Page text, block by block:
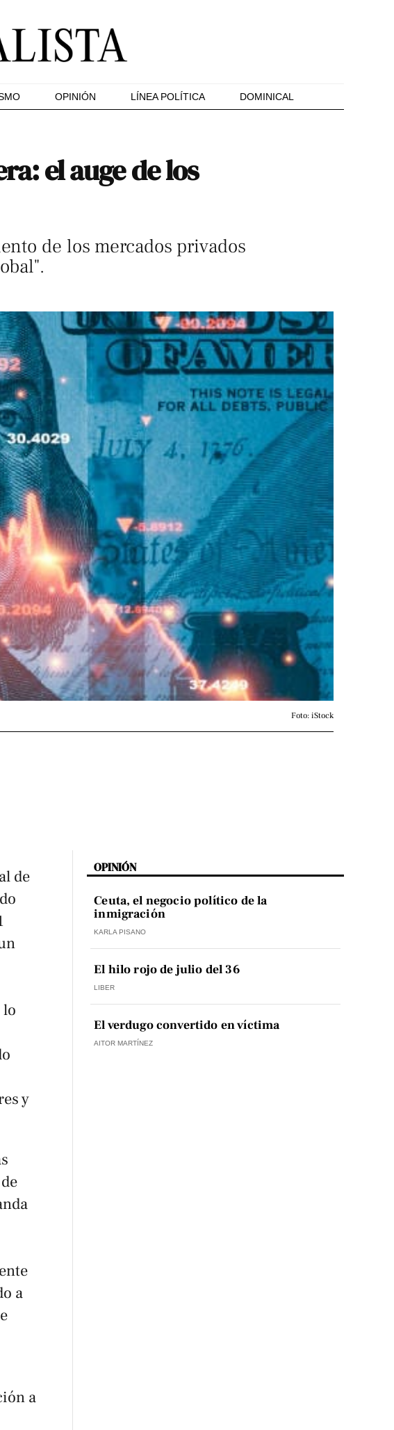
OPINIÓN LÍNEA POLÍTICA DOMINICAL
el auge de los
de los mercados privados
Foto: iStock
de
lo
y
a
a
OPINIÓN
Ceuta, el negocio político de la
inmigración
KARLA PISANO
El hilo rojo de julio del 36
LIBER
El verdugo convertido en víctima
AITOR MARTÍNEZ